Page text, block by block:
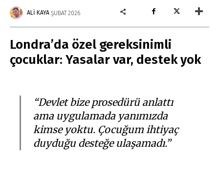
ALI KAYA ŞUBAT 2026
Londra’da özel gereksinimli
çocuklar: Yasalar var, destek yok
“Devlet bize prosedürü anlattı
ama uygulamada yanımızda
kimse yoktu. Çocuğum ihtiyaç
duyduğu desteğe ulaşamadı.”